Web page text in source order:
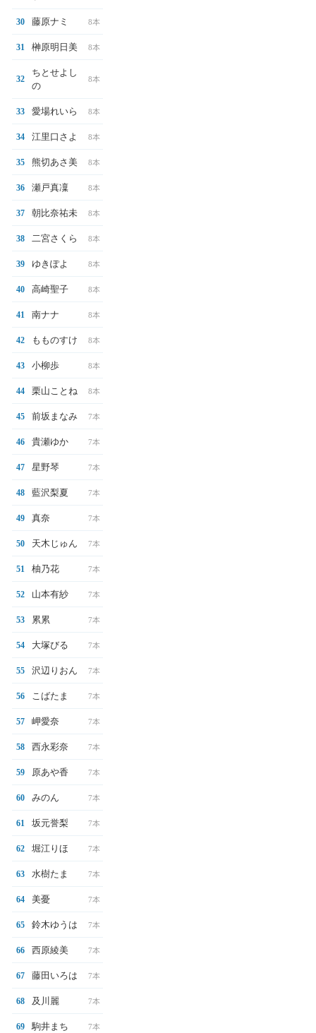
30 藤原ナミ 8本
31 榊原明日美 8本
32
ちとせよし
の
8本
33 愛場れいら 8本
34 江里口さよ 8本
35 熊切あさ美 8本
36 瀬戸真凜 8本
37 朝比奈祐未 8本
38 二宮さくら 8本
39 ゆきぽよ 8本
40 高崎聖子 8本
41 南ナナ 8本
42 もものすけ 8本
43 小柳歩 8本
44 栗山ことね 8本
45 前坂まなみ 7本
46 貴瀬ゆか 7本
47 星野琴 7本
48 藍沢梨夏 7本
49 真奈 7本
50 天木じゅん 7本
51 柚乃花 7本
52 山本有紗 7本
53 累累 7本
54 大塚びる 7本
55 沢辺りおん 7本
56 こばたま 7本
57 岬愛奈 7本
58 西永彩奈 7本
59 原あや香 7本
60 みのん 7本
61 坂元誉梨 7本
62 堀江りほ 7本
63 水樹たま 7本
64 美憂 7本
65 鈴木ゆうは 7本
66 西原綾美 7本
67 藤田いろは 7本
68 及川麗 7本
69 駒井まち 7本